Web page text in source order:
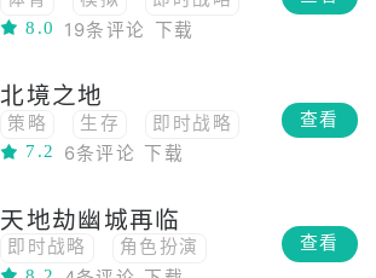
足球
8.0 19条评论 下载
北境之地
策略 生存
即时战略
7.2
6条评论 下载
查看
天地劫幽城再临
即时战略
角色扮演
查看